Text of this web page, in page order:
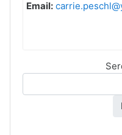
Email: